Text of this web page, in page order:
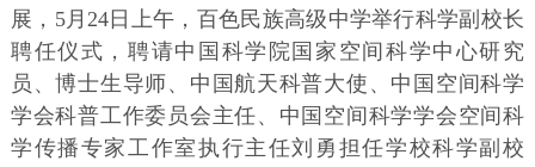
展，5月24日上午，百色民族高级中学举行科学副校长
聘任仪式，聘请中国科学院国家空间科学中心研究
员、博士生导师、中国航天科普大使、中国空间科学
学会科普工作委员会主任、中国空间科学学会空间科
学传播专家工作室执行主任刘勇担任学校科学副校